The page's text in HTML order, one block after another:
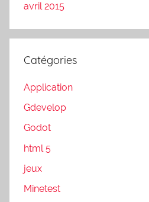
avril 2015
Catégories
Application
Gdevelop
Godot
html 5
jeux
Minetest